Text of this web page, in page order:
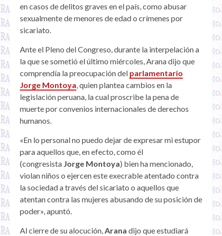
en casos de delitos graves en el país, como abusar
sexualmente de menores de edad o crímenes por
sicariato.
Ante el Pleno del Congreso, durante la interpelación a
la que se sometió el último miércoles, Arana dijo que
comprendía la preocupación del parlamentario
Jorge Montoya, quien plantea cambios en la
legislación peruana, la cual proscribe la pena de
muerte por convenios internacionales de derechos
humanos.
«En lo personal no puedo dejar de expresar mi estupor
para aquellos que, en efecto, como él
(congresista Jorge Montoya) bien ha mencionado,
violan niños o ejercen este execrable atentado contra
la sociedad a través del sicariato o aquellos que
atentan contra las mujeres abusando de su posición de
poder», apuntó.
Al cierre de su alocución,Arana dijo que estudiará